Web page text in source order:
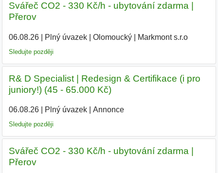
Svářeč CO2 - 330 Kč/h - ubytování zdarma |
Přerov
06.08.26| Plný úvazek| Olomoucký| Markmont s.r.o
Sledujte později
R& D Specialist | Redesign & Certifikace (i pro
juniory!) (45 - 65.000 Kč)
06.08.26| Plný úvazek| Annonce
Sledujte později
Svářeč CO2 - 330 Kč/h - ubytování zdarma |
Přerov